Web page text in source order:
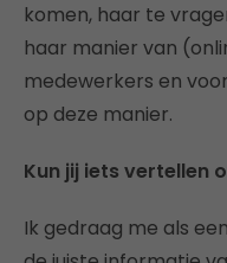
komen, haar te
haar manier van
medewerkers en
op deze manier.
Kun jij iets vertellen
Ik gedraag me als